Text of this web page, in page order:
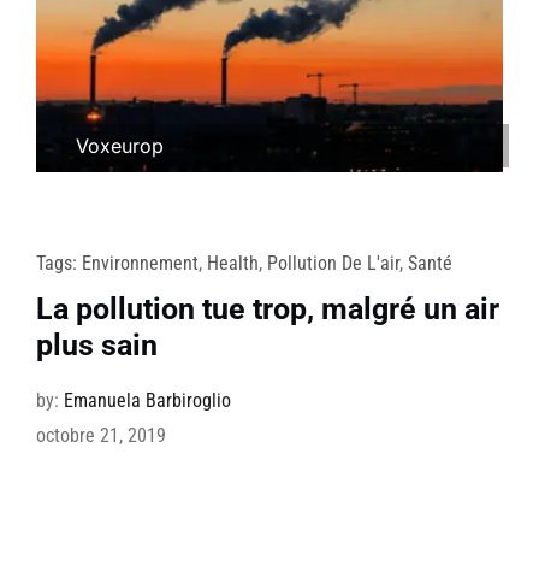
Voxeurop
Tags: Environnement, Health, Pollution De L'air, Santé
La pollution tue trop, malgré un air
plus sain
by: Emanuela Barbiroglio
octobre 21, 2019